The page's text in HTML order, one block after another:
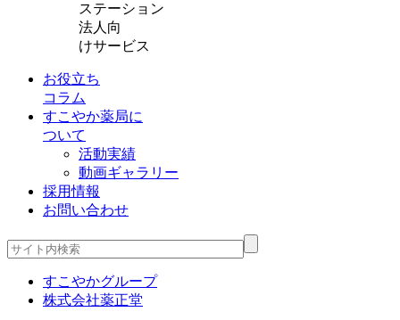
ステーション
法人向
けサービス
お役立ち
コラム
すこやか薬局に
ついて
活動実績
動画ギャラリー
採用情報
お問い合わせ
すこやかグループ
株式会社薬正堂